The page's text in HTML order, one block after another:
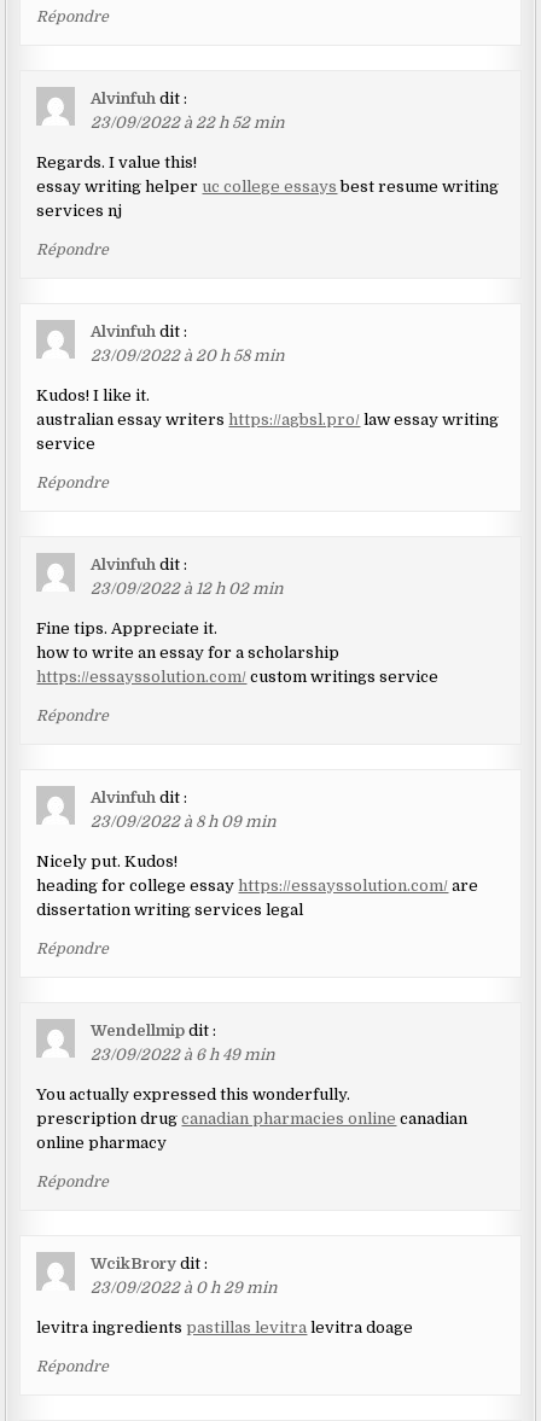
Répondre
Alvinfuh dit :
23/09/2022 à 22 h 52 min
Regards. I value this!
essay writing helper uc college essays best resume writing
services nj
Répondre
Alvinfuh dit :
23/09/2022 à 20 h 58 min
Kudos! I like it.
australian essay writershttps://agbsl.pro/ law essay writing
service
Répondre
Alvinfuh dit :
23/09/2022 à 12 h 02 min
Fine tips. Appreciate it.
how to write an essay for a scholarship
https://essayssolution.com/ custom writings service
Répondre
Alvinfuh dit :
23/09/2022 à 8 h 09 min
Nicely put. Kudos!
heading for college essayhttps://essayssolution.com/ are
dissertation writing services legal
Répondre
Wendellmip dit :
23/09/2022 à 6 h 49 min
You actually expressed this wonderfully.
prescription drugcanadian pharmacies online canadian
online pharmacy
Répondre
WcikBrory dit :
23/09/2022 à 0 h 29 min
levitra ingredientspastillas levitra levitra doage
Répondre